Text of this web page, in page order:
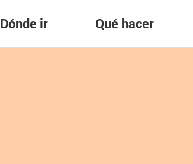
Dónde ir Qué hacer